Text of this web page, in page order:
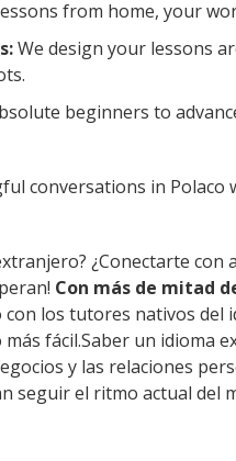
from home, your
We design your lessons
beginners to
conversations in Polaco
¿Conectarte
Con más de mitad
con los tutores nativos del
fácil.Saber un idioma
y las relaciones
seguir el ritmo actual del